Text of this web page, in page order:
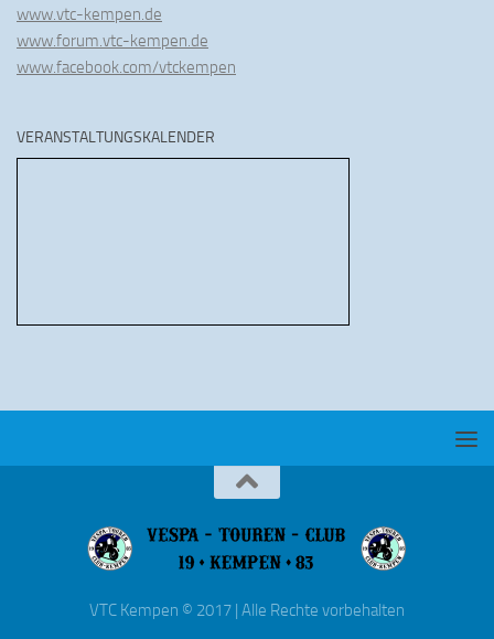
www.vtc-kempen.de
www.forum.vtc-kempen.de
www.facebook.com/vtckempen
VERANSTALTUNGSKALENDER
VTC Kempen © 2017 | Alle Rechte vorbehalten